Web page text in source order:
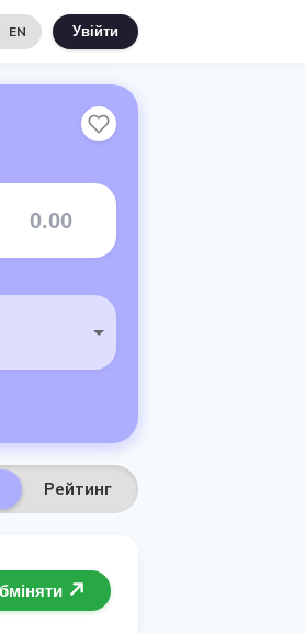
EN Увійти
Рейтинг